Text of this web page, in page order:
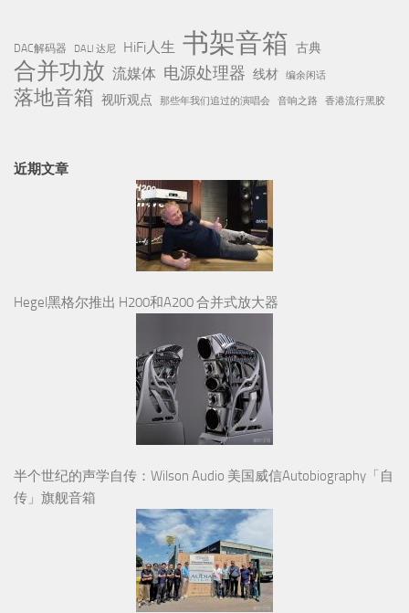
DAC解码器 DALI 达尼 HiFi人生 书架音箱 古典
合并功放 流媒体 电源处理器 线材 编余闲话
落地音箱 视听观点 那些年我们追过的演唱会 音响之路 香港流行黑胶
近期文章
Hegel黑格尔推出 H200和A200 合并式放大器
半个世纪的声学自传：Wilson Audio 美国威信Autobiography「自
传」旗舰音箱